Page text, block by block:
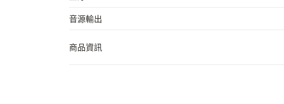
音源輸出
商品資訊